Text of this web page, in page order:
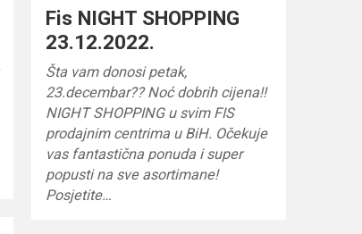
Fis NIGHT SHOPPING
23.12.2022.
Šta vam donosi petak,
23.decembar?? Noć dobrih cijena!!
NIGHT SHOPPING u svim FIS
prodajnim centrima u BiH. Očekuje
vas fantastična ponuda i super
popusti na sve asortimane!
Posjetite…